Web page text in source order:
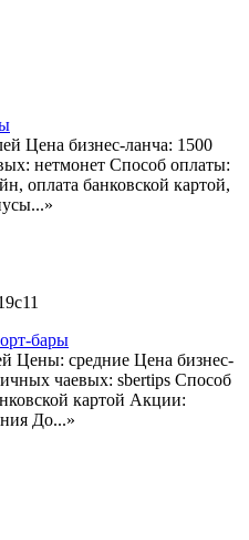
Цена бизнес-ланча: 1500
нетмонет Способ оплаты:
оплата банковской картой,
бары
Цены: средние Цена бизнес-
чаевых: sbertips Способ
картой Акции:
До...»